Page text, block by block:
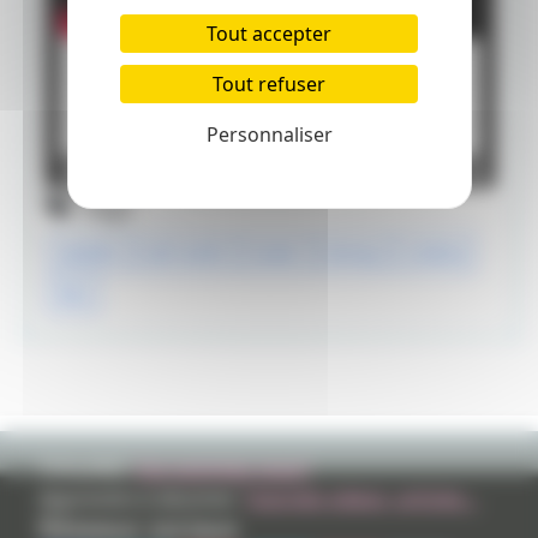
Tout accepter
Tout refuser
Personnaliser
Tags
TVHLAND:Qui sommes nous?